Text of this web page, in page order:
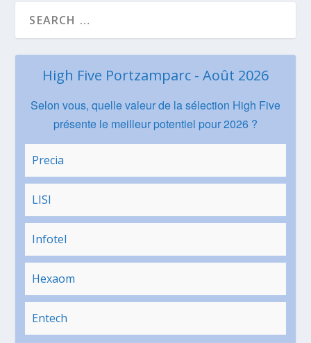
High Five Portzamparc - Août 2026
Selon vous, quelle valeur de la sélection High Five
présente le meilleur potentiel pour 2026 ?
Precia
LISI
Infotel
Hexaom
Entech